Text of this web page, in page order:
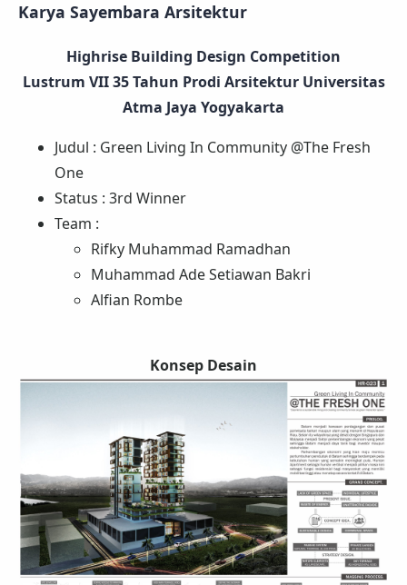
Karya Sayembara Arsitektur
Highrise Building Design Competition
Lustrum VII 35 Tahun Prodi Arsitektur Universitas
Atma Jaya Yogyakarta
Judul : Green Living In Community @The Fresh
One
Status : 3rd Winner
Team :
Rifky Muhammad Ramadhan
Muhammad Ade Setiawan Bakri
Alfian Rombe
Konsep Desain